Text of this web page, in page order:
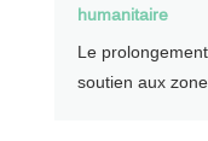
humanitaire
Le
soutien aux